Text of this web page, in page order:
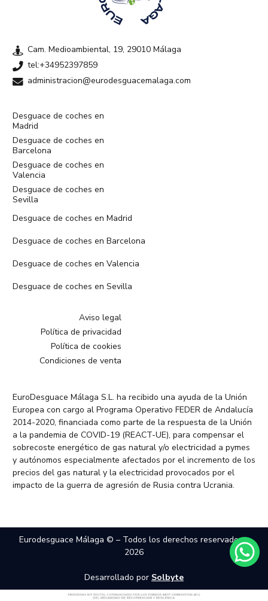
Cam. Medioambiental, 19, 29010 Málaga
tel:+34952397859
administracion@eurodesguacemalaga.com
Desguace de coches en
Madrid
Desguace de coches en
Barcelona
Desguace de coches en
Valencia
Desguace de coches en
Sevilla
Desguace de coches en Madrid
Desguace de coches en Barcelona
Desguace de coches en Valencia
Desguace de coches en Sevilla
Aviso legal
Política de privacidad
Política de cookies
Condiciones de venta
EuroDesguace Málaga S.L. ha recibido una ayuda de la Unión
Europea con cargo al Programa Operativo FEDER de Andalucía
2014-2020, financiada como parte de la respuesta de la Unión
a la pandemia de COVID-19 (REACT-UE), para compensar el
sobrecoste energético de gas natural y/o electricidad a pymes
y autónomos especialmente afectados por el incremento de los
precios del gas natural y la electricidad provocados por el
impacto de la guerra de agresión de Rusia contra Ucrania.
Eurodesguace Málaga © – Todos los derechos reservados –
2026
Desarrollado por Solbyte